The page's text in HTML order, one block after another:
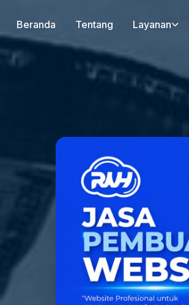
Beranda Tentang Layanan